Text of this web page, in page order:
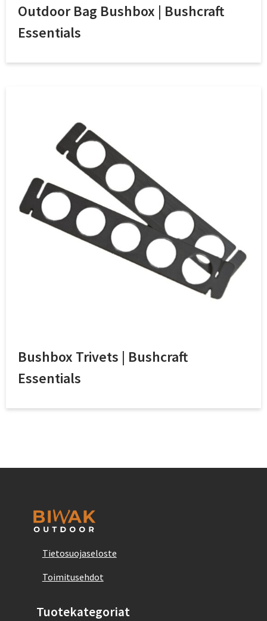
Outdoor Bag Bushbox | Bushcraft
Essentials
Bushbox Trivets | Bushcraft
Essentials
Tietosuojaseloste
Toimitusehdot
Tuotekategoriat